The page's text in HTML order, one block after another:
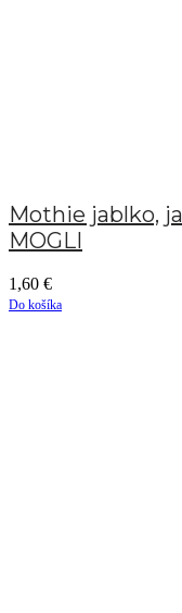
Mothie jablko,
MOGLI
1,60 €
Do košíka